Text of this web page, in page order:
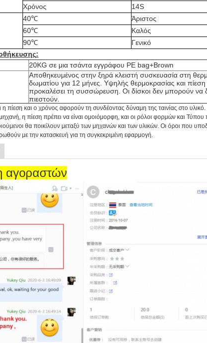
Χρόνος
14S
40℃
Άριστος
60℃
Καλός
90℃
Γενικό
:
20KG σε μια τσάντα εγγράφου PE bag+Brown
Αποθηκευμένος στην ξηρά κλειστή συσκευασία στη
δωματίου για 12 μήνες. Υψηλής θερμοκρασίας και
προκαλέσει τη συσσώρευση. Οι δίσκοι δεν μπορούν να
πιεστούν.
πίεση και ο χρόνος αφορούν τη συνδέοντας δύναμη της ταινίας στο
η πίεση πρέπει να είναι ομοιόμορφη, και οι ρόλοι φορμών και Τύπου
θα ποικίλουν μεταξύ των μηχανών και των υλικών. Οι όροι που
με την κατασκευή για τη συγκεκριμένη εφαρμογή.
αγοραστών